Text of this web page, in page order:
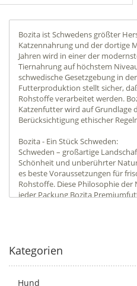
Bozita ist Schwedens größter
Katzennahrung und der dortige
Jahren wird in einer der
Tiernahrung auf höchstem
schwedische Gesetzgebung in
Futterproduktion stellt sicher,
Rohstoffe verarbeitet werden.
Katzenfutter wird auf Grundlage
Berücksichtigung ethischer
Bozita - Ein Stück Schweden:
Schweden – großartige
Schönheit und unberührter
es beste Voraussetzungen für
Rohstoffe. Diese Philosophie
jeder Packung Bozita
verboten. Landwirte benutzen
Chemikalien als anderswo auf
künstliche
weil die Natürlichkeit
Kategorien
Hund